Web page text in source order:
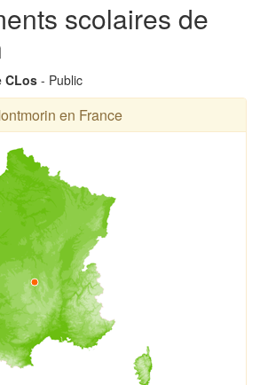
scolaires de
CLos - Public
en France